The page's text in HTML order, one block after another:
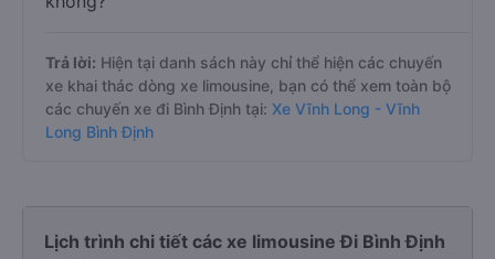
Trả lời: Hiện tại danh sách này chỉ thể hiện các chuyến
xe khai thác dòng xe limousine, bạn có thể xem toàn bộ
các chuyến xe đi Bình Định tại: Xe Vĩnh Long - Vĩnh
Long Bình Định
Lịch trình chi tiết các xe limousine Đi Bình Định